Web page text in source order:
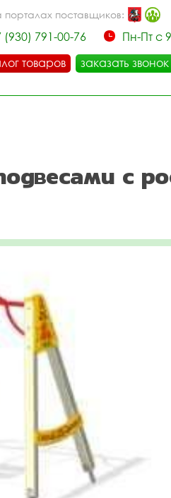
поставщиков:
(930) 791-00-76
Пн-Пт с
товаров
заказать звонок
с